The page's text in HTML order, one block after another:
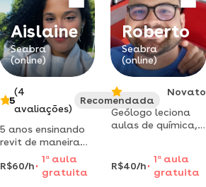
Aislaine
Seabra
(online)
5
(4
avaliações)
Recomendada
5 anos ensinando
revit de maneira
leve, mostrando os
macetes que
precisa apenas
R$60/h
1 aaula
gratuita
Roberto
Seabra
(online)
Novato
Geólogo leciona
aulas de química,
o ensino médio e
geologia
R$40/h
1 a aula
gratuita